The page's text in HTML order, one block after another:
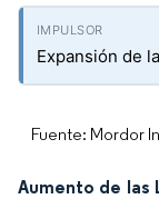
Expansión de
Fuente: Mordor
Aumento de las